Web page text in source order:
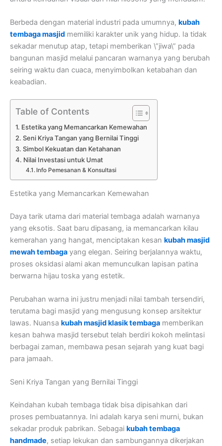
Berbeda dengan material industri pada umumnya, kubah
tembaga masjid memiliki karakter unik yang hidup. Ia tidak
sekadar menutup atap, tetapi memberikan \”jiwa\” pada
bangunan masjid melalui pancaran warnanya yang berubah
seiring waktu dan cuaca, menyimbolkan ketabahan dan
keabadian.
Table of Contents
Estetika yang Memancarkan Kemewahan
Seni Kriya Tangan yang Bernilai Tinggi
Simbol Kekuatan dan Ketahanan
Nilai Investasi untuk Umat
Info Pemesanan & Konsultasi
Estetika yang Memancarkan Kemewahan
Daya tarik utama dari material tembaga adalah warnanya
yang eksotis. Saat baru dipasang, ia memancarkan kilau
kemerahan yang hangat, menciptakan kesan kubah masjid
mewah tembaga yang elegan. Seiring berjalannya waktu,
proses oksidasi alami akan memunculkan lapisan patina
berwarna hijau toska yang estetik.
Perubahan warna ini justru menjadi nilai tambah tersendiri,
terutama bagi masjid yang mengusung konsep arsitektur
lawas. Nuansa kubah masjid klasik tembaga memberikan
kesan bahwa masjid tersebut telah berdiri kokoh melintasi
berbagai zaman, membawa pesan sejarah yang kuat bagi
para jamaah.
Seni Kriya Tangan yang Bernilai Tinggi
Keindahan kubah tembaga tidak bisa dipisahkan dari
proses pembuatannya. Ini adalah karya seni murni, bukan
sekadar produk pabrikan. Sebagai kubah tembaga
handmade, setiap lekukan dan sambungannya dikerjakan